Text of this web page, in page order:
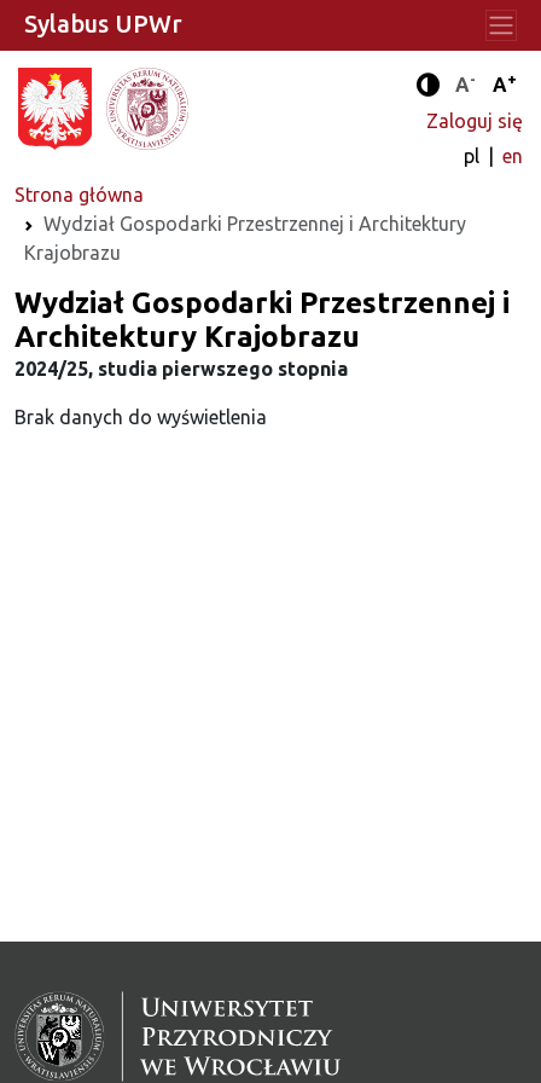
Tryb
A- A+
Zaloguj się
pl
en
Strona główna
Wydział Gospodarki Przestrzennej i Architektury
Krajobrazu
Sylabus UPWr
Wydział Gospodarki Przestrzennej i
Architektury Krajobrazu
2024/25, studia pierwszego stopnia
Brak danych do wyświetlenia